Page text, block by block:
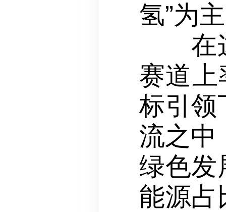
氢”为
在这
赛道上
标引领
流之中
绿色发
能源占